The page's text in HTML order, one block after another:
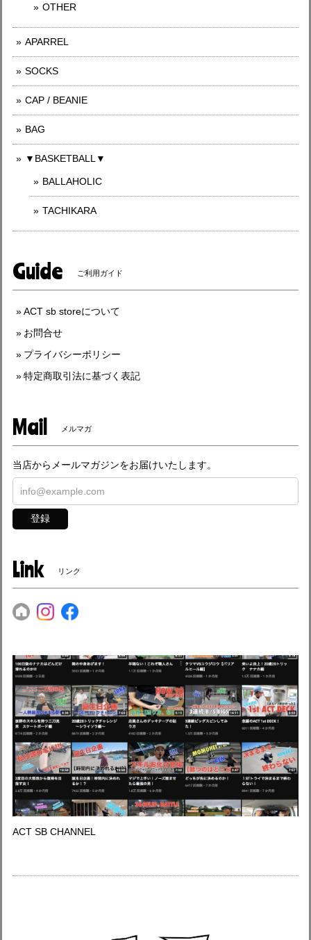
OTHER
APARREL
SOCKS
CAP / BEANIE
BAG
▼BASKETBALL▼
BALLAHOLIC
TACHIKARA
Guide ご利用ガイド
ACT sb storeについて
お問合せ
プライバシーポリシー
特定商取引法に基づく表記
Mail メルマガ
当店からメールマガジンをお届けいたします。
登録
Link リンク
ACT SB CHANNEL